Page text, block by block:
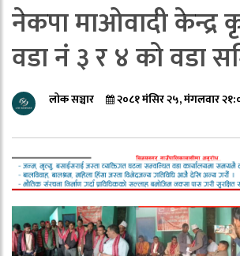
नेकपा माओवादी केन्द्र
वडा नं ३ र ४ को‌ वडा
लोक सञ्चार २०८१ मंसिर २५, मंगलवार